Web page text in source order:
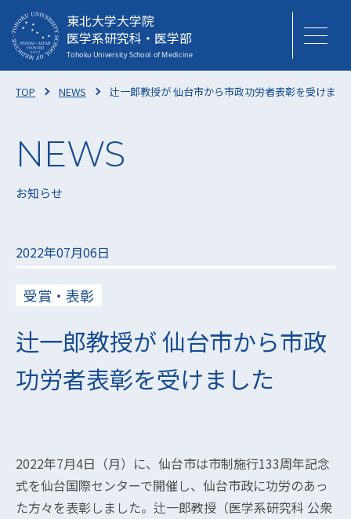
東北大学大学院
医学系研究科・医学部
TOP NEWS 辻一郎教授が 仙台市から市政功労者表彰を受けまし
お知らせ
2022年07月06日
受賞・表彰
辻一郎教授が 仙台市から市政
功労者表彰を受けました
2022年7月4日（月）に、仙台市は市制施行133周年記念
式を仙台国際センターで開催し、仙台市政に功労のあっ
た方々を表彰しました。辻一郎教授（医学系研究科 公衆